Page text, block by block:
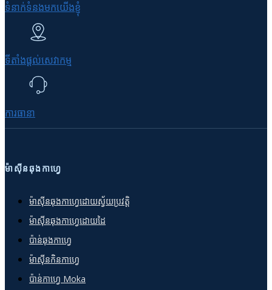
ទំនាក់ទំនងមកយើងខ្ញុំ
ទីតាំងផ្ដល់សេវាកម្ម
ការធានា
ម៉ាស៊ីនឆុងកាហ្វេ
ម៉ាស៊ីនឆុងកាហ្វេដោយស្វ័យប្រវត្តិ
ម៉ាស៊ីនឆុងកាហ្វេដោយដៃ
ប៉ាន់ឆុងកាហ្វេ
ម៉ាស៊ីនកិនកាហ្វេ
ប៉ាន់កាហ្វេ Moka